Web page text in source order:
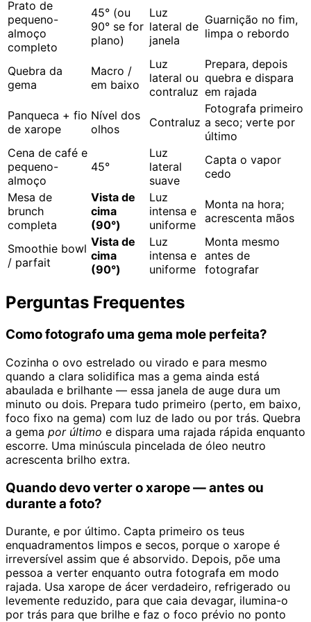
Prato de
pequeno-
almoço
completo
45° (ou
90° se for
plano)
Luz
lateral de
janela
Guarnição no fim,
limpa o rebordo
Quebra da
gema
Macro /
em baixo
Luz
lateral ou
contraluz
Prepara, depois
quebra e dispara
em rajada
Panqueca + fio
de xarope
Nível dos
olhos
Contraluz
Fotografa primeiro
a seco; verte por
último
Cena de café e
pequeno-
almoço
45°
Luz
lateral
suave
Capta o vapor
cedo
Mesa de
brunch
completa
Vista de
cima
(90°)
Luz
intensa e
uniforme
Monta na hora;
acrescenta mãos
Smoothie bowl
/ parfait
Vista de
cima
(90°)
Luz
intensa e
uniforme
Monta mesmo
antes de
fotografar
Perguntas Frequentes
Como fotografo uma gema mole perfeita?
Cozinha o ovo estrelado ou virado e para mesmo
quando a clara solidifica mas a gema ainda está
abaulada e brilhante — essa janela de auge dura um
minuto ou dois. Prepara tudo primeiro (perto, em baixo,
foco fixo na gema) com luz de lado ou por trás. Quebra
a gema por último e dispara uma rajada rápida enquanto
escorre. Uma minúscula pincelada de óleo neutro
acrescenta brilho extra.
Quando devo verter o xarope — antes ou
durante a foto?
Durante, e por último. Capta primeiro os teus
enquadramentos limpos e secos, porque o xarope é
irreversível assim que é absorvido. Depois, põe uma
pessoa a verter enquanto outra fotografa em modo
rajada. Usa xarope de ácer verdadeiro, refrigerado ou
levemente reduzido, para que caia devagar, ilumina-o
por trás para que brilhe e faz o foco prévio no ponto